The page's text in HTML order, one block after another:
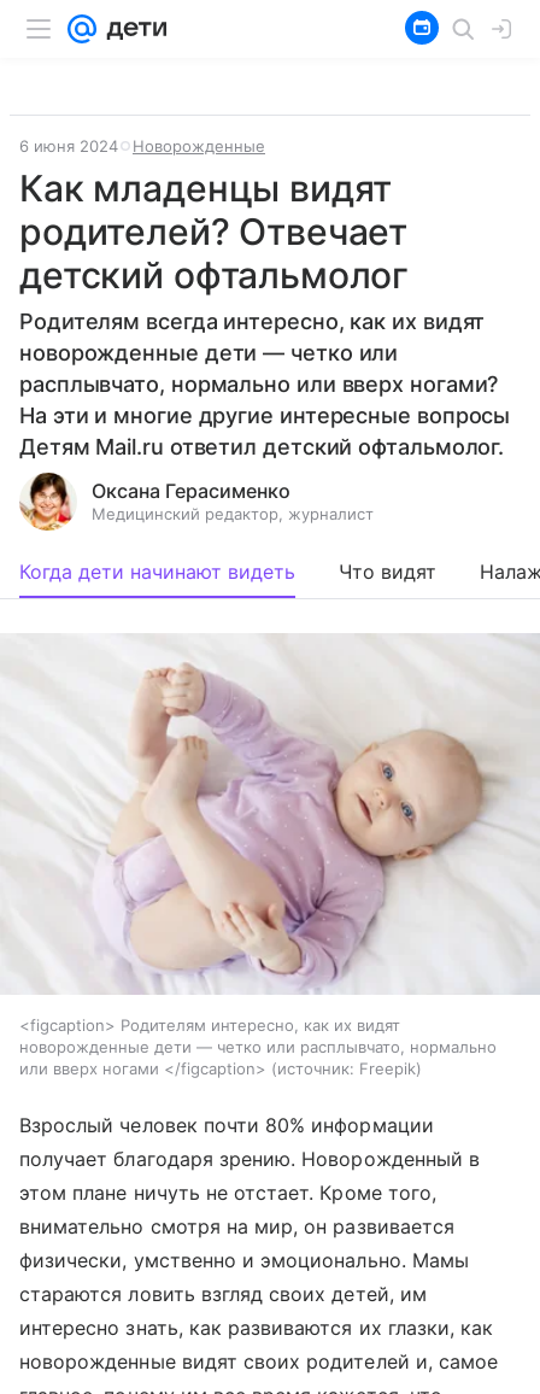
6 июня 2024 Новорожденные
Как младенцы видят
родителей? Отвечает
детский офтальмолог
Родителям всегда интересно, как их видят
новорожденные дети — четко или
расплывчато, нормально или вверх ногами?
На эти и многие другие интересные вопросы
Детям Mail.ru ответил детский офтальмолог.
Оксана Герасименко
Медицинский редактор, журналист
Когда дети начинают видеть Что видят
<figcaption> Родителям интересно, как их видят
новорожденные дети — четко или расплывчато, нормально
или вверх ногами </figcaption>
источник: Freepik
Взрослый человек почти 80% информации
получает благодаря зрению. Новорожденный в
этом плане ничуть не отстает. Кроме того,
внимательно смотря на мир, он развивается
физически, умственно и эмоционально. Мамы
стараются ловить взгляд своих детей, им
интересно знать, как развиваются их глазки, как
новорожденные видят своих родителей и, самое